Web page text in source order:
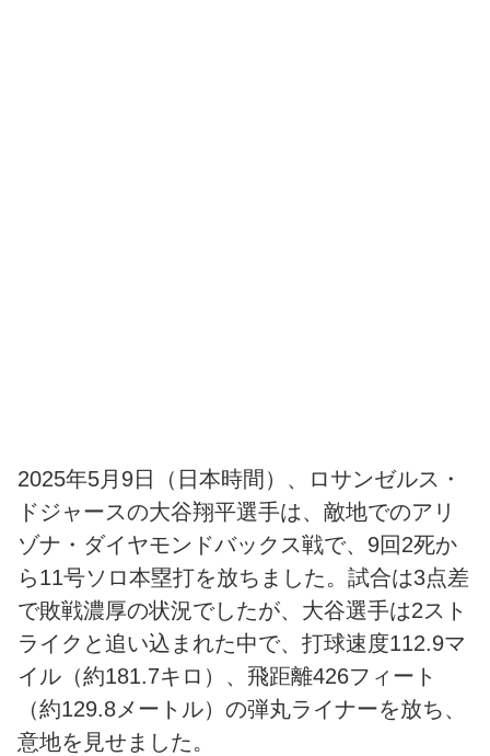
2025年5月9日（日本時間）、ロサンゼルス・
ドジャースの大谷翔平選手は、敵地でのアリ
ゾナ・ダイヤモンドバックス戦で、9回2死か
ら11号ソロ本塁打を放ちました。試合は3点差
で敗戦濃厚の状況でしたが、大谷選手は2スト
ライクと追い込まれた中で、打球速度112.9マ
イル（約181.7キロ）、飛距離426フィート
（約129.8メートル）の弾丸ライナーを放ち、
意地を見せました。